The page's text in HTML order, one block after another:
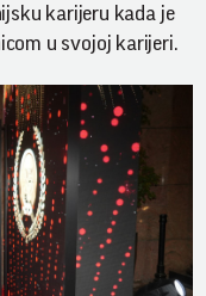
karijeru kada je
u svojoj karijeri.